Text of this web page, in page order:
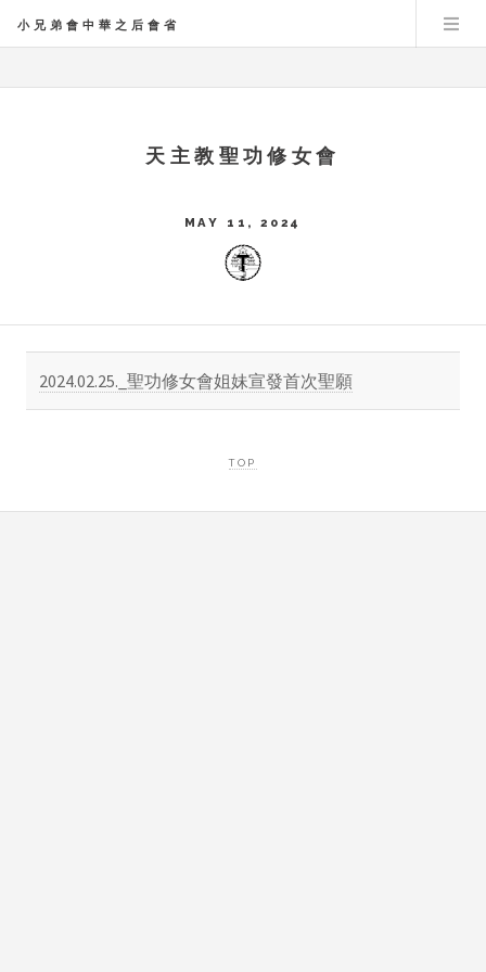
小兄弟會中華之后會省
天主教聖功修女會
MAY 11, 2024
2024.02.25._聖功修女會姐妹宣發首次聖願
TOP